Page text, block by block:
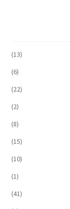
(13)
(6)
(22)
(2)
(8)
(15)
(10)
(1)
(41)